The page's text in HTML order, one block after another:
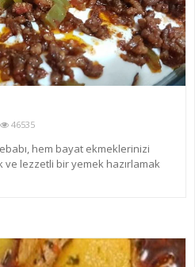
46535
hem bayat ekmeklerinizi
lezzetli bir yemek hazırlamak